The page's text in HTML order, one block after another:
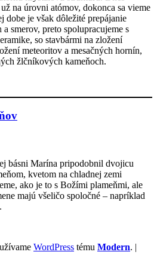
na úrovni atómov, dokonca sa vieme
dobe je však dôležité prepájanie
smerov, preto spolupracujeme s
so stavbármi na zložení
meteoritov a mesačných hornín,
žlčníkových kameňoch.
básni Marína pripodobnil dvojicu
kvetom na chladnej zemi
ako je to s Božími plameňmi, ale
majú všeličo spoločné – napríklad
WordPress tému Modern. |